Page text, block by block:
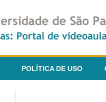
POLÍTICA DE USO